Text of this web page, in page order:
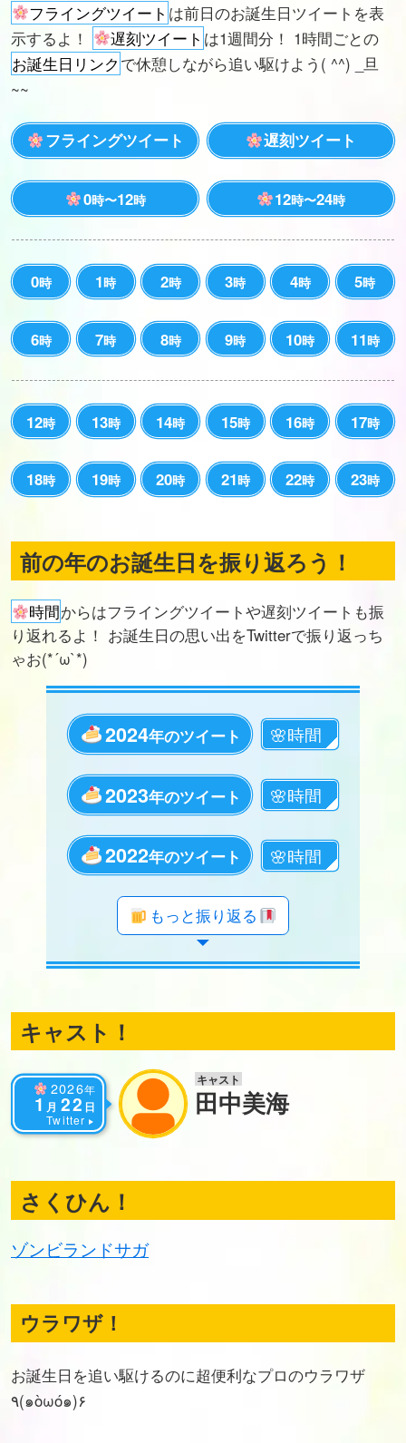
フライングツイート は前日のお誕生日ツイートを表
示するよ！
遅刻ツイート は1週間分！ 1時間ごとの
お誕生日リンク で休憩しながら追い駆けよう( ^^) _旦
~~
フライングツイート 遅刻ツイート
0時〜12時 12時〜24時
0時 1時 2時 3時 4時 5時
6時 7時 8時 9時 10時 11時
12時 13時 14時 15時 16時 17時
18時 19時 20時 21時 22時 23時
前の年のお誕生日を振り返ろう！
時間からはフライングツイートや遅刻ツイートも振
り返れるよ！ お誕生日の思い出をTwitterで振り返っち
ゃお(*´ω`*)
2024年のツイート
2023年のツイート
2022年のツイート
年のツイート
年のツイート
年のツイート
年のツイート
年のツイート
年のツイート
年のツイート
年のツイート
年のツイート
年のツイート
年のツイート
年のツイート
年のツイート
年のツイート
年のツイート
年のツイート
もっと振り返る
キャスト！
2026年
1月 22 日
Twitter
キャスト
田中美海
さくひん！
ゾンビランドサガ
ウラワザ！
お誕生日を追い駆けるのに超便利なプロのウラワザ
٩(๑òωó๑)۶